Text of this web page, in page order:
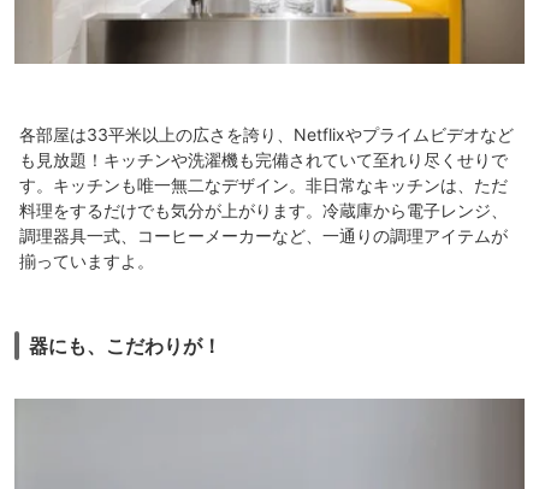
各部屋は33平米以上の広さを誇り、Netflixやプライムビデオなど
も見放題！キッチンや洗濯機も完備されていて至れり尽くせりで
す。キッチンも唯一無二なデザイン。非日常なキッチンは、ただ
料理をするだけでも気分が上がります。冷蔵庫から電子レンジ、
調理器具一式、コーヒーメーカーなど、一通りの調理アイテムが
揃っていますよ。
器にも、こだわりが！